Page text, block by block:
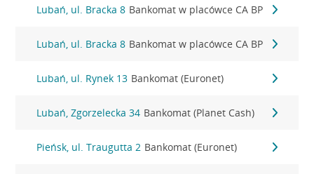
Lubań, ul. Bracka 8 Bankomat w placówce CA BP
Lubań, ul. Bracka 8 Bankomat w placówce CA BP
Lubań, ul. Rynek 13 Bankomat (Euronet)
Lubań, Zgorzelecka 34 Bankomat (Planet Cash)
Pieńsk, ul. Traugutta 2 Bankomat (Euronet)